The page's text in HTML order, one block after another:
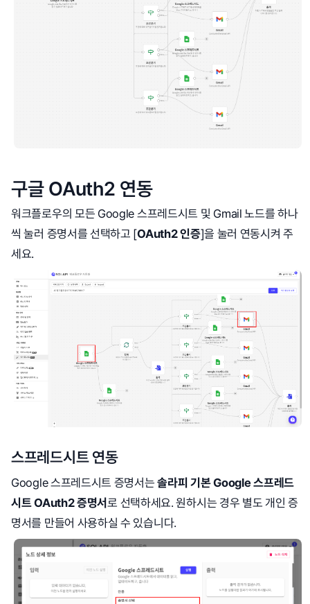
구글 OAuth2 연동
워크플로우의 모든 Google 스프레드시트 및 Gmail 노드를 하나
씩 눌러 증명서를 선택하고 [OAuth2 인증]을 눌러 연동시켜 주
세요.
스프레드시트 연동
Google 스프레드시트 증명서는솔라피 기본 Google 스프레드
시트 OAuth2 증명서로 선택하세요. 원하시는 경우 별도 개인 증
명서를 만들어 사용하실 수 있습니다.